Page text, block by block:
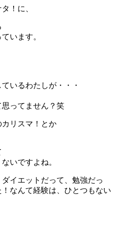
！に、
います。
いるわたしが・・・
ってません？笑
リスマ！とか
いですよね。
イエットだって、勉強だっ
なんて経験は、ひとつもない